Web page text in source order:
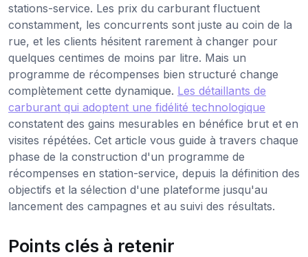
stations-service. Les prix du carburant fluctuent
constamment, les concurrents sont juste au coin de la
rue, et les clients hésitent rarement à changer pour
quelques centimes de moins par litre. Mais un
programme de récompenses bien structuré change
complètement cette dynamique. Les détaillants de
carburant qui adoptent une fidélité technologique
constatent des gains mesurables en bénéfice brut et en
visites répétées. Cet article vous guide à travers chaque
phase de la construction d'un programme de
récompenses en station-service, depuis la définition des
objectifs et la sélection d'une plateforme jusqu'au
lancement des campagnes et au suivi des résultats.
Points clés à retenir